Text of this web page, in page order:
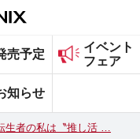
ー
売予定
イベント
フェア
知らせ
生者の私は〝推し活 …